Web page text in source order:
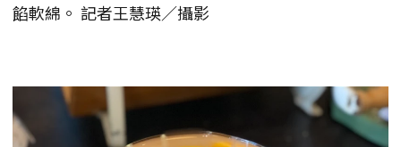
餡軟綿。 記者王慧瑛／攝影